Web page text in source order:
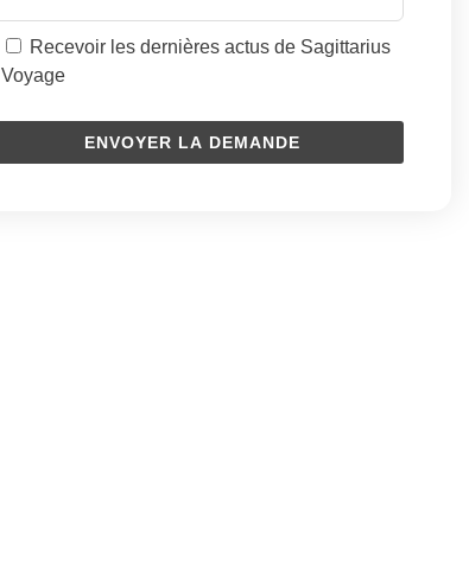
Recevoir les dernières actus de Sagittarius
Voyage